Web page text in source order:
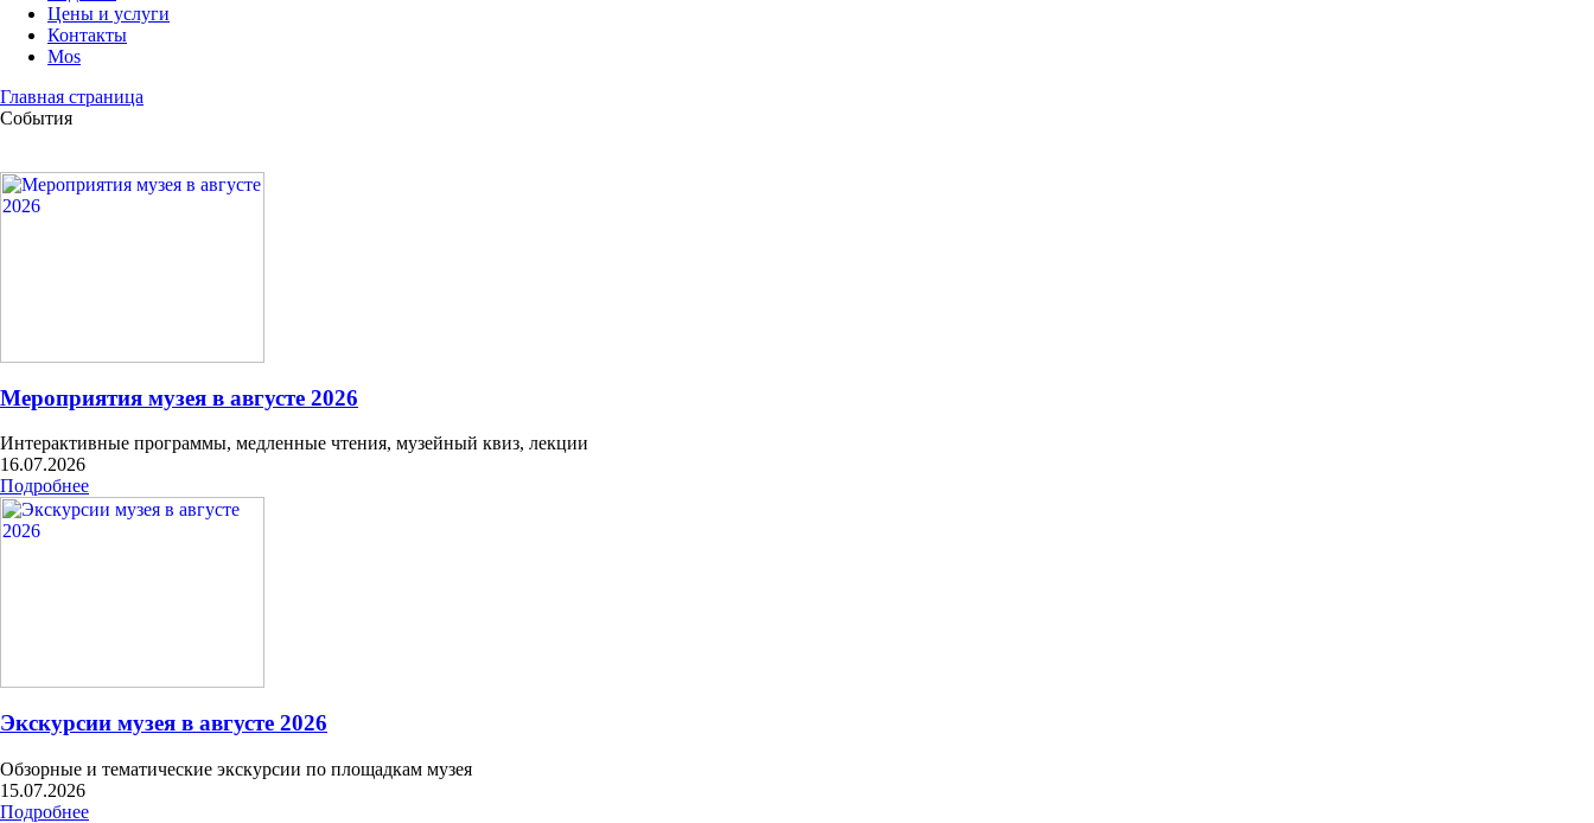
Цены и услуги
Контакты
Mos
Главная страница
События
Мероприятия музея в августе 2026
Интерактивные программы, медленные чтения, музейный квиз, лекции
16.07.2026
Подробнее
Экскурсии музея в августе 2026
Обзорные и тематические экскурсии по площадкам музея
15.07.2026
Подробнее